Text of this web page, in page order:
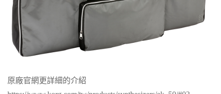
原廠官網更詳細的介紹